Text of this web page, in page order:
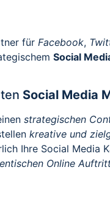
für Facebook,
Social
Social Media
strategischen
kreative und
Ihre Social Media
Online